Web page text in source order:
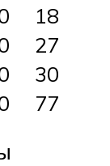
18
27
30
77